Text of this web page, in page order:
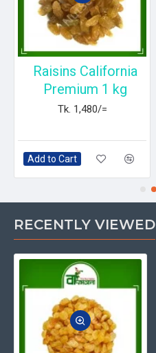
Raisins California
Premium 1 kg
Tk. 1,480/=
Add to Cart
RECENTLY VIEWED